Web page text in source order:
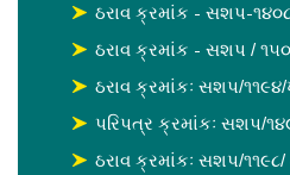
ઠરાવ ક્રમાંક - સશપ-
ઠરાવ ક્રમાંક - સશપ /
ઠરાવ ક્રમાંકઃ સશપ/
પરિપત્ર ક્રમાંકઃ સશપ/
ઠરાવ ક્રમાંકઃ સશપ/